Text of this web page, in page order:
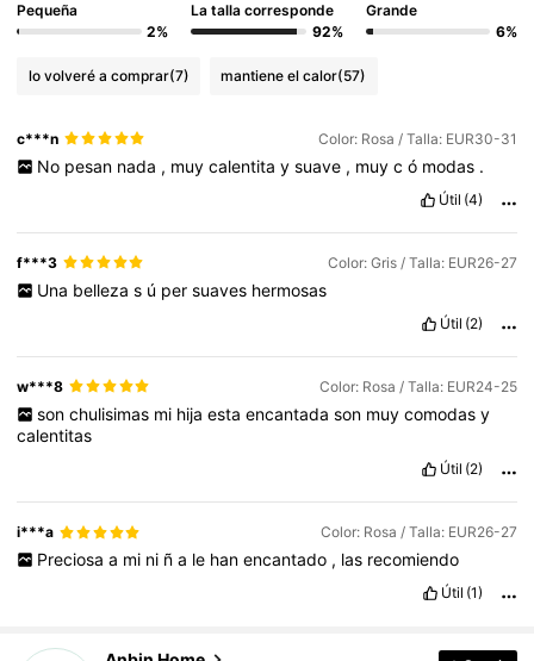
Pequeña
2%
La talla corresponde
92%
Grande
6%
lo volveré a comprar(7) mantiene el calor(57)
c***n Color: Rosa / Talla: EUR30-31
No pesan nada , muy calentita y suave , muy c ó modas .
Útil (4)
f***3 Color: Gris / Talla: EUR26-27
Una belleza s ú per suaves hermosas
Útil (2)
w***8 Color: Rosa / Talla: EUR24-25
son chulisimas mi hija esta encantada son muy comodas y
calentitas
Útil (2)
i***a Color: Rosa / Talla: EUR26-27
Preciosa a mi ni ñ a le han encantado , las recomiendo
Útil (1)